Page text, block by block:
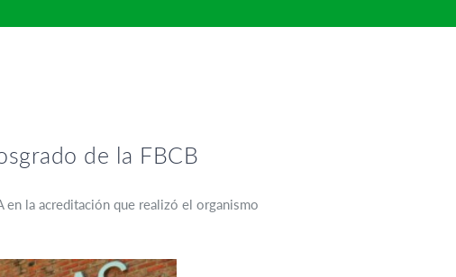
de la FBCB
la acreditación que realizó el organismo